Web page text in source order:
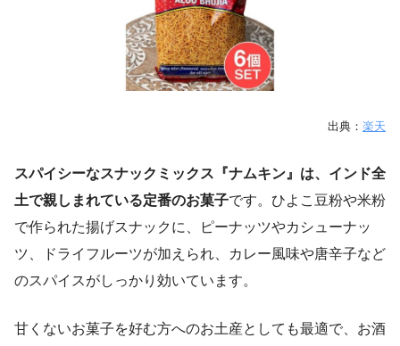
出典： 楽天
スパイシーなスナックミックス『ナムキン』は、インド全
土で親しまれている定番のお菓子です。ひよこ豆粉や米粉
で作られた揚げスナックに、ピーナッツやカシューナッ
ツ、ドライフルーツが加えられ、カレー風味や唐辛子など
のスパイスがしっかり効いています。
甘くないお菓子を好む方へのお土産としても最適で、お酒